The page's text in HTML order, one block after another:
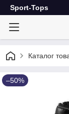
Sport-Tops
Каталог
–50%